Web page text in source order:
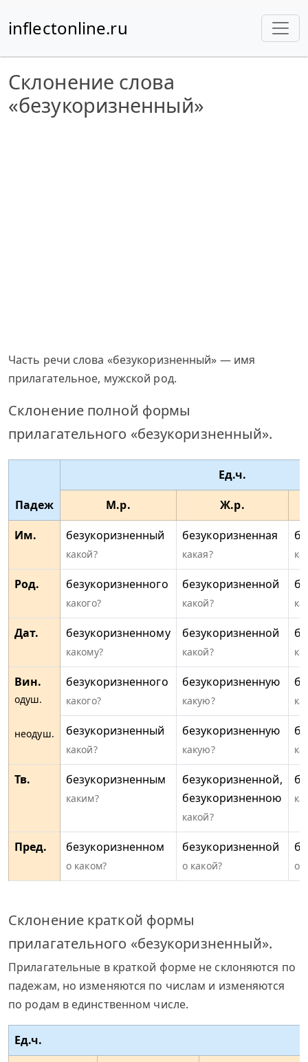
inflectonline.ru
Склонение слова
«безукоризненный»
Часть речи слова «безукоризненный» — имя
прилагательное, мужской род.
Склонение полной формы
прилагательного «безукоризненный».
Падеж
Ед.ч.
М.р.
Ж.р.
Им.
безукоризненный
какой?
безукоризненная
какая?
Род. безукоризненного
какого?
безукоризненной
какой?
Дат. безукоризненному
какому?
безукоризненной
какой?
Вин.
одуш.
неодуш.
безукоризненного
какого?
безукоризненную
какую?
безукоризненный
какой?
безукоризненную
какую?
Тв. безукоризненным
каким?
безукоризненной,
безукоризненною
какой?
Пред. безукоризненном
о каком?
безукоризненной
о какой? о
Склонение краткой формы
прилагательного «безукоризненный».
Прилагательные в краткой форме не склоняются по
падежам, но изменяются по числам и изменяются
по родам в единственном числе.
Ед.ч.